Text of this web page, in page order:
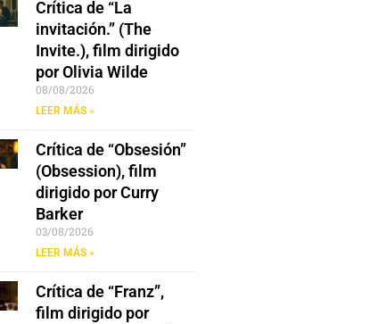
Crítica de “La
invitación.” (The
Invite.), film dirigido
por Olivia Wilde
08/08/2026
LEER MÁS »
Crítica de “Obsesión”
(Obsession), film
dirigido por Curry
Barker
03/08/2026
LEER MÁS »
Crítica de “Franz”,
film dirigido por